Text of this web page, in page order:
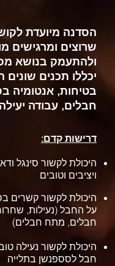
הסדנה מיועדת
שרוצים ומרגישים
ולהתעמק בנושא
יכללו תכנים שונים
בטיחות, אנטומיה
חבלים, עבודה
דרישות קדם:
היכולת לקשור סינגל
ויציבים וטובים
היכולת לקשור קשרים
על החבל (נעילות,
חבלים, מתח חבלים)
היכולת לקשור נעילה
חבל לסספנשן בתלייה